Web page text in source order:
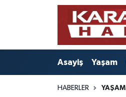
Asayiş Yaşam
HABERLER YAŞAM
Bilim - Teknoloji
Nöbetçi Eczaneler
Hava Durumu
Karaman Namaz Vakitleri